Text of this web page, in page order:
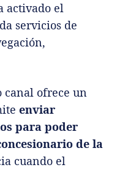
activado el
servicios de
canal ofrece un
enviar
para poder
de la
cuando el